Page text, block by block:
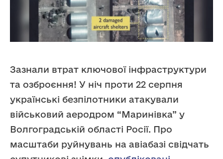
Зазнали втрат ключової інфраструктури
та озброєння! У ніч проти 22 серпня
українські безпілотники атакували
військовий аеродром “Маринівка” у
Волгоградській області Росії. Про
масштаби руйнувань на авіабазі свідчать